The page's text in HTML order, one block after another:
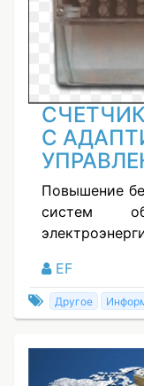
С
Повышение
систем
EF
Другое